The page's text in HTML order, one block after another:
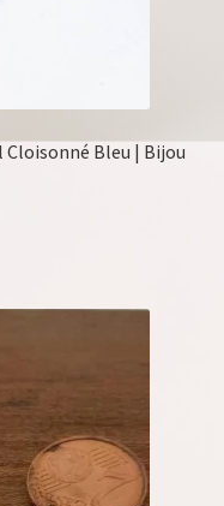
Bleu | Bijou